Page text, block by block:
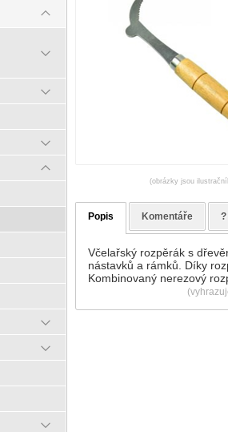
(obrázky jsou
Popis Komentáře ?
Včelařský rozpěrák s
nástavků a rámků. Díky
Kombinovaný nerezový